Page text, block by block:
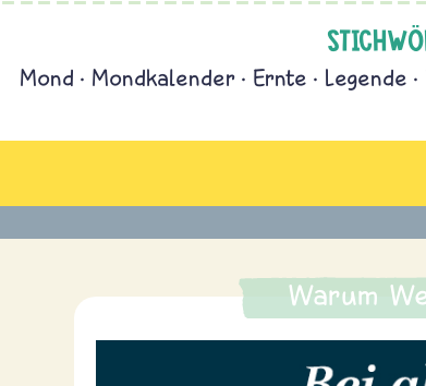
Mond Mondkalender Ernte Legende
Warum